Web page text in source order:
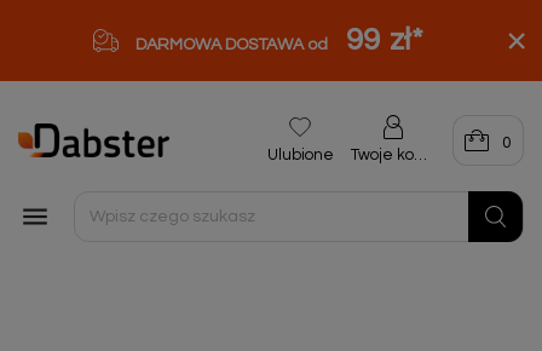
DARMOWA DOSTAWA od 99 zł*

Ulubione Twoje konto
0